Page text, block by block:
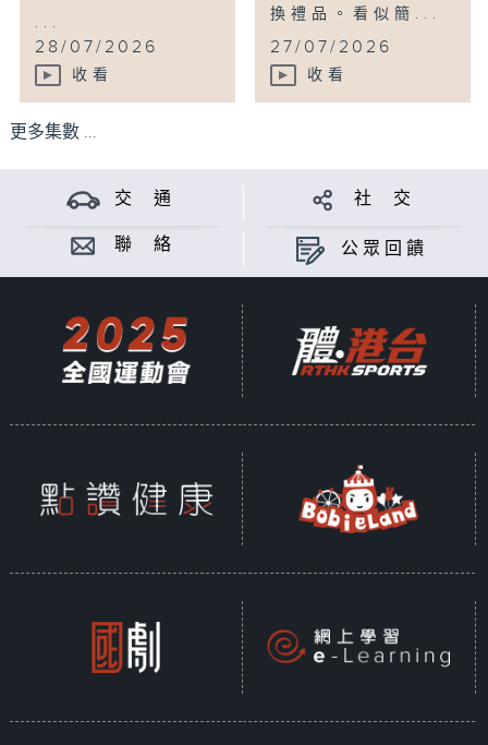
...
28/07/2026
收看
換禮品。看似簡...
27/07/2026
收看
更多集數 ...
交 通 社 交
聯 絡 公眾回饋